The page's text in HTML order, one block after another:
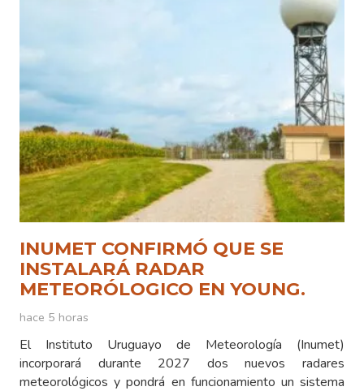
INUMET CONFIRMÓ QUE SE
INSTALARÁ RADAR
METEORÓLOGICO EN YOUNG.
hace 5 horas
El Instituto Uruguayo de Meteorología (Inumet)
incorporará durante 2027 dos nuevos radares
meteorológicos y pondrá en funcionamiento un sistema